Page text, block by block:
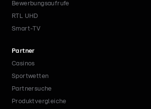
Bewerbungsaufrufe
RTL UHD
Smart-TV
Partner
Casinos
Sportwetten
Partnersuche
Produktvergleiche